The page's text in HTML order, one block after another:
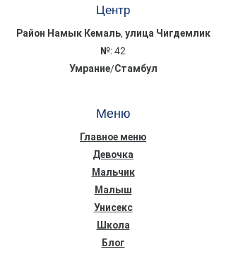
Центр
Район Намык Кемаль, улица Чигдемлик
№: 42
Умрание/Стамбул
Меню
Главное меню
Девочка
Мальчик
Малыш
Унисекс
Школа
Блог